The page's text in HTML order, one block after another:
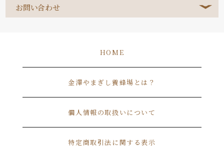
お問い合わせ
HOME
金澤やまぎし養蜂場とは？
個人情報の取扱いについて
特定商取引法に関する表示